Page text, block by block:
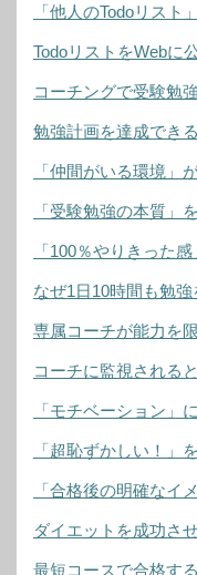
「他人のTodoリスト
TodoリストをWebに
コーチングで受験勉
勉強計画を達成でき
「仲間がいる環境」
「受験勉強の本質」
「100％やりきった
なぜ1日10時間も勉
専属コーチが能力を
コーチに監視される
「モチベーション」
「超恥ずかしい！」
「合格後の明確なイ
ダイエットを成功さ
最短コースで合格す